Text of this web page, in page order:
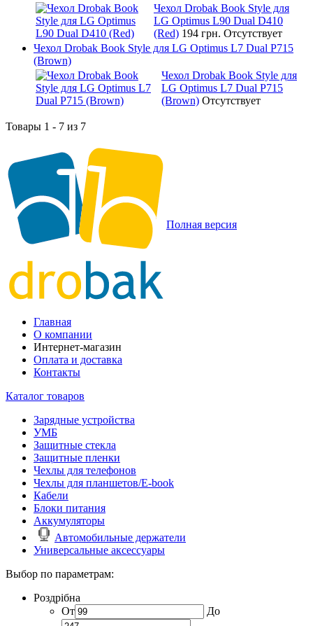
Чехол Drobak Book Style для
LG Optimus L90 Dual D410
(Red) 194 грн. Отсутствует
Чехол Drobak Book Style для LG Optimus L7 Dual P715
(Brown)
Чехол Drobak Book Style для
LG Optimus L7 Dual P715
(Brown) Отсутствует
Товары 1 - 7 из 7
Полная версия
Главная
О компании
Интернет-магазин
Оплата и доставка
Контакты
Каталог товаров
Зарядные устройства
УМБ
Защитные стекла
Защитные пленки
Чехлы для телефонов
Чехлы для планшетов/E-book
Кабели
Блоки питания
Аккумуляторы
Автомобильные держатели
Универсальные аксессуары
Выбор по параметрам:
Роздрібна
От
До